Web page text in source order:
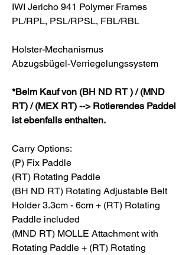
IWI Jericho 941 Polymer Frames
PL/RPL, PSL/RPSL, FBL/RBL
Holster-Mechanismus
Abzugsbügel-Verriegelungssystem
*Beim Kauf von (BH ND RT ) / (MND
RT) / (MEX RT) --> Rotierendes Paddel
ist ebenfalls enthalten.
Carry Options:
(P) Fix Paddle
(RT) Rotating Paddle
(BH ND RT) Rotating Adjustable Belt
Holder 3.3cm - 6cm + (RT) Rotating
Paddle included
(MND RT) MOLLE Attachment with
Rotating Paddle + (RT) Rotating